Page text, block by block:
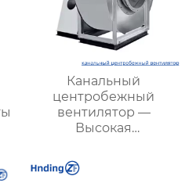
Канальный
центробежный
вентилятор —
Высокая
надежность для
вентиляции вашего